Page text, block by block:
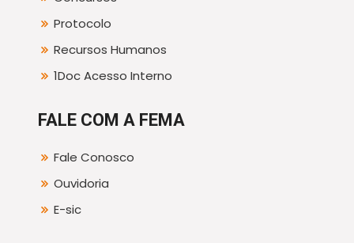
Protocolo
Recursos Humanos
1Doc Acesso Interno
FALE COM A FEMA
Fale Conosco
Ouvidoria
E-sic